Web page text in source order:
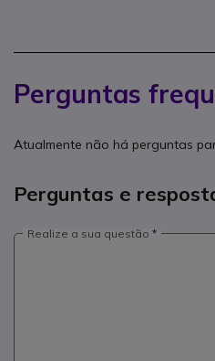
Perguntas
Atualmente não há perguntas
Perguntas e
Realize a sua questão